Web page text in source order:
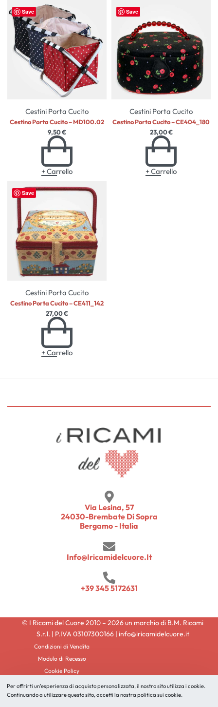
Save
Cestini Porta Cucito
Cestino Porta Cucito – MD100.02
9,50€
+ Carrello
Save
Cestini Porta Cucito
Cestino Porta Cucito – CE404_180
23,00€
+ Carrello
Save
Cestini Porta Cucito
Cestino Porta Cucito – CE411_142
27,00€
+ Carrello
Via Lesina, 57
24030-Brembate Di Sopra
Bergamo - Italia
Info@iricamidelcuore.it
+39 345 5172631
© I Ricami del Cuore 2010 – 2026 un marchio di B.M. Ricami
S.r.l. | P.IVA 03107300166 | info@iricamidelcuore.it
Condizioni di Vendita
Modulo di Recesso
Cookie Policy
Privacy Policy
Credits
Per offrirti un'esperienza di acquisto personalizzata, il nostro sito utilizza i cookie.
Continuando a utilizzare questo sito, accetti la nostra politica sui cookie.